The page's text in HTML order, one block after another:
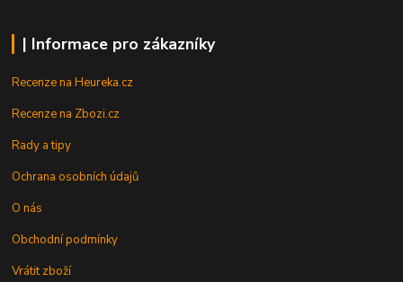
| Informace pro zákazníky
Recenze na Heureka.cz
Recenze na Zbozi.cz
Rady a tipy
Ochrana osobních údajů
O nás
Obchodní podmínky
Vrátit zboží